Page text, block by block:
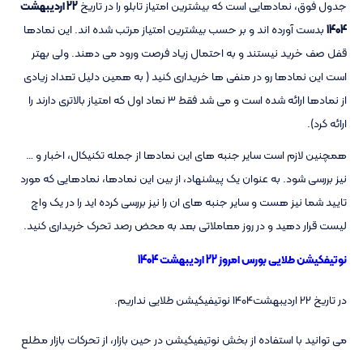
جدول فوق، نمادهایی است که بیشترین امتیاز تابلو را در تاریخ
22 اردیبهشت
1404بدست آورده اند و بر حسب بیشترین امتیاز مرتب شده اند. این نمادها
قفل صف خرید نیستند و به احتمال زیاد فرصت ورود می دهند. ولی بهتر
است این نمادها رو در منفی ها خریداری کنید ( به همین دلیل تعداد زیادی
از نمادها ارائه شده است و می شد فقط ۳ نماد اول که امتیاز بالاتری دارند را
ارائه کرد).
همچنین لازم است سایر جنبه های این نمادها از جمله تکنیکال، اخبار و …
نیز بررسی شود. به عنوان یک پیشنهاد، از بین این نمادها، نمادهایی که مورد
تایید شما نیز هست و سایر جنبه های ان را نیز بررسی کرده اید را در یک واچ
لیست قرار دهید و در روز معاملاتی بعد به محض رصد تحرک خریداری کنید.
نوتیفکیشن طلایی بورس امروز 22 اردیبهشت 1404
در تاریخ 22 اردیبهشت1404 نوتیفیکیشن طلایی نداریم.
می توانید با استفاده از بخش نوتیفیکیشن در حین بازار، از تحرکات بازار مطلع